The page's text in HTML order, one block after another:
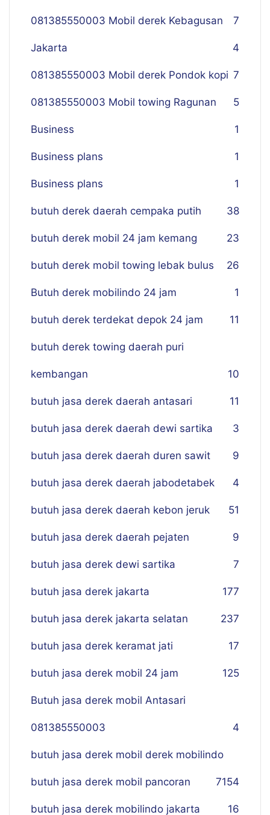
7
081385550003 Mobil derek Kebagusan
Jakarta 4
081385550003 Mobil derek Pondok kopi 7
081385550003 Mobil towing Ragunan 5
Business 1
Business plans 1
Business plans 1
butuh derek daerah cempaka putih 38
butuh derek mobil 24 jam kemang 23
butuh derek mobil towing lebak bulus 26
Butuh derek mobilindo 24 jam 1
butuh derek terdekat depok 24 jam 11
butuh derek towing daerah puri
kembangan 10
butuh jasa derek daerah antasari 11
butuh jasa derek daerah dewi sartika 3
butuh jasa derek daerah duren sawit 9
butuh jasa derek daerah jabodetabek 4
butuh jasa derek daerah kebon jeruk 51
butuh jasa derek daerah pejaten 9
butuh jasa derek dewi sartika 7
butuh jasa derek jakarta 177
butuh jasa derek jakarta selatan 237
butuh jasa derek keramat jati 17
butuh jasa derek mobil 24 jam 125
Butuh jasa derek mobil Antasari
081385550003 4
butuh jasa derek mobil derek mobilindo
154
butuh jasa derek mobil pancoran 7
butuh jasa derek mobilindo jakarta 16